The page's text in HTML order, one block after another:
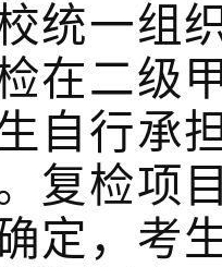
统一组
在二级
自行承
复检项
定，考